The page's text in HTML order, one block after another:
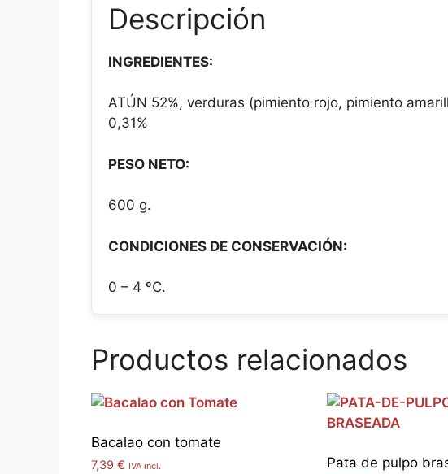
Descripción
INGREDIENTES:
ATÚN 52%, verduras (pimiento rojo, pimiento
0,31%
PESO NETO:
600 g.
CONDICIONES DE CONSERVACIÓN:
0 – 4 ºC.
Productos relacionados
Bacalao con tomate
7,39 € IVA incl. Pata de pulpo